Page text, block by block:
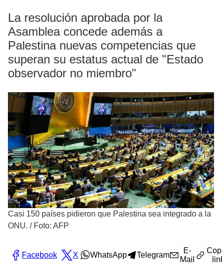
La resolución aprobada por la
Asamblea concede además a
Palestina nuevas competencias que
superan su estatus actual de "Estado
observador no miembro"
Casi 150 países pidieron que Palestina sea integrado a la
ONU. / Foto: AFP
Facebook X WhatsApp Telegram
E-
Mail